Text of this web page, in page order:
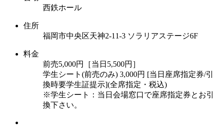
西鉄ホール
住所
福岡市中央区天神2-11-3 ソラリアステージ6F
料金
前売5,000円［当日5,500円］
学生シート(前売のみ) 3,000円 [当日座席指定券/引
換時要学生証提示](全席指定・税込)
※学生シート：当日会場窓口で座席指定券とお引
換下さい。